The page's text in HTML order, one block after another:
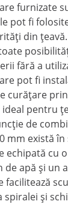
furnizate
pot fi
din
fără a
pot fi
curățare
pentru
de
mm există
echipată cu
de apă și un
facilitează
spiralei și